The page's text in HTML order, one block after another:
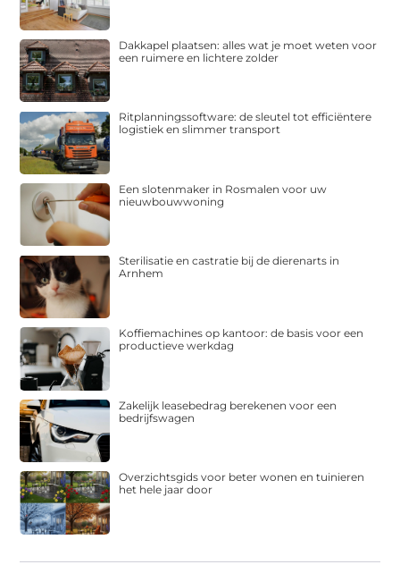
Dakkapel plaatsen: alles wat je moet weten voor
een ruimere en lichtere zolder
Ritplanningssoftware: de sleutel tot efficiëntere
logistiek en slimmer transport
Een slotenmaker in Rosmalen voor uw
nieuwbouwwoning
Sterilisatie en castratie bij de dierenarts in
Arnhem
Koffiemachines op kantoor: de basis voor een
productieve werkdag
Zakelijk leasebedrag berekenen voor een
bedrijfswagen
Overzichtsgids voor beter wonen en tuinieren
het hele jaar door